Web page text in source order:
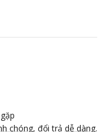
chóng, đổi trả dễ dàng.